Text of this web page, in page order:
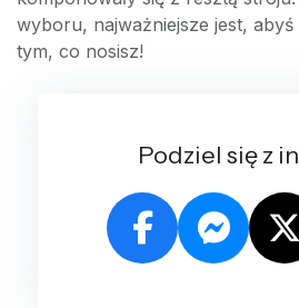
wyboru, najważniejsze jest, abyś
tym, co nosisz!
Podziel się z